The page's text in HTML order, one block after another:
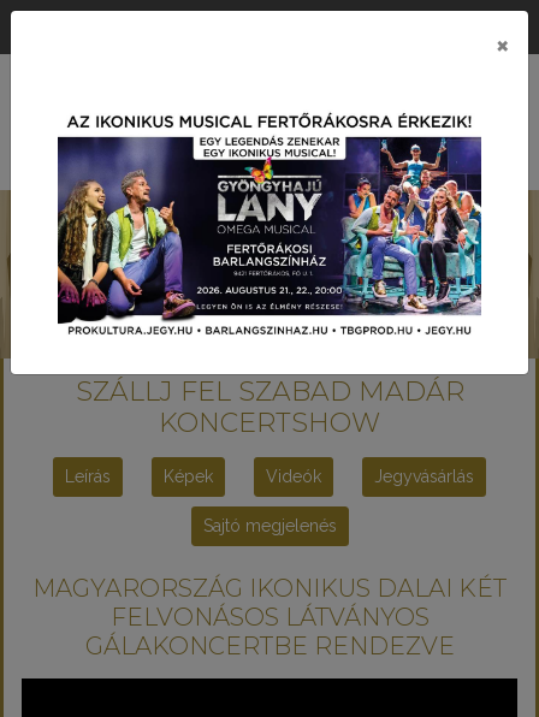
MENÜ
SZÁLLJ FEL SZABAD MADÁR
KONCERTSHOW
Leírás Képek Videók Jegyvásárlás
Sajtó megjelenés
MAGYARORSZÁG IKONIKUS DALAI KÉT
FELVONÁSOS LÁTVÁNYOS
GÁLAKONCERTBE RENDEZVE
×